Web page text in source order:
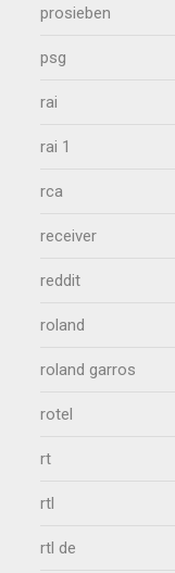
prosieben
psg
rai
rai 1
rca
receiver
reddit
roland
roland garros
rotel
rt
rtl
rtl de